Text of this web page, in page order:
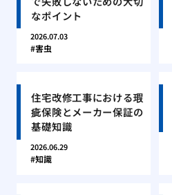
なポイント
2026.07.03
害虫
住宅改修工事における瑕
疵保険とメーカー保証の
基礎知識
2026.06.29
知識